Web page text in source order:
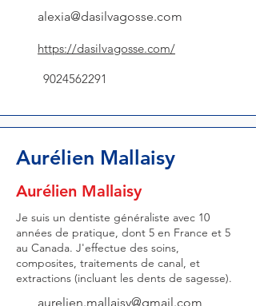
alexia@dasilvagosse.com
https://dasilvagosse.com/
9024562291
Aurélien Mallaisy
Aurélien Mallaisy
Je suis un dentiste généraliste avec 10
années de pratique, dont 5 en France et 5
au Canada. J'effectue des soins,
composites, traitements de canal, et
extractions (incluant les dents de sagesse).
aurelien.mallaisy@gmail.com